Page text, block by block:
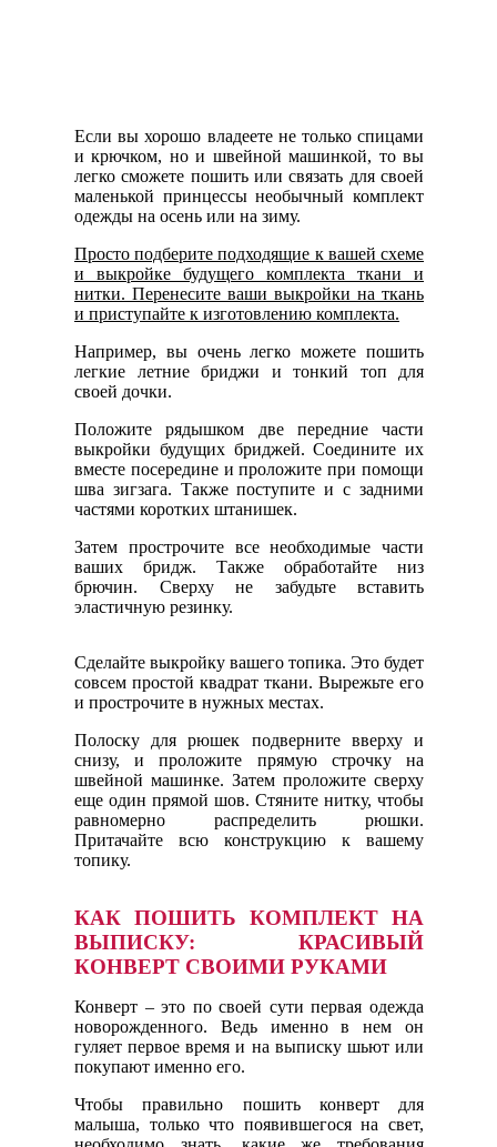
Если вы хорошо владеете не только спицами
и крючком, но и швейной машинкой, то вы
легко сможете пошить или связать для своей
маленькой принцессы необычный комплект
одежды на осень или на зиму.
Просто подберите подходящие к вашей схеме
и выкройке будущего комплекта ткани и
нитки. Перенесите ваши выкройки на ткань
и приступайте к изготовлению комплекта.
Например, вы очень легко можете пошить
легкие летние бриджи и тонкий топ для
своей дочки.
Положите рядышком две передние части
выкройки будущих бриджей. Соедините их
вместе посередине и проложите при помощи
шва зигзага. Также поступите и с задними
частями коротких штанишек.
Затем прострочите все необходимые части
ваших бридж. Также обработайте низ
брючин. Сверху не забудьте вставить
эластичную резинку.
Сделайте выкройку вашего топика. Это будет
совсем простой квадрат ткани. Вырежьте его
и прострочите в нужных местах.
Полоску для рюшек подверните вверху и
снизу, и проложите прямую строчку на
швейной машинке. Затем проложите сверху
еще один прямой шов. Стяните нитку, чтобы
равномерно распределить рюшки.
Притачайте всю конструкцию к вашему
топику.
КАК ПОШИТЬ КОМПЛЕКТ НА
ВЫПИСКУ: КРАСИВЫЙ
КОНВЕРТ СВОИМИ РУКАМИ
Конверт – это по своей сути первая одежда
новорожденного. Ведь именно в нем он
гуляет первое время и на выписку шьют или
покупают именно его.
Чтобы правильно пошить конверт для
малыша, только что появившегося на свет,